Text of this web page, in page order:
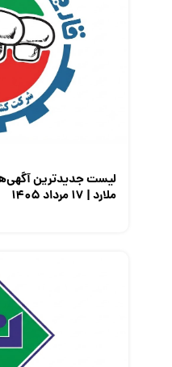
لیست جدیدترین
ملارد | ۱۷ مرداد ۱۴۰۵